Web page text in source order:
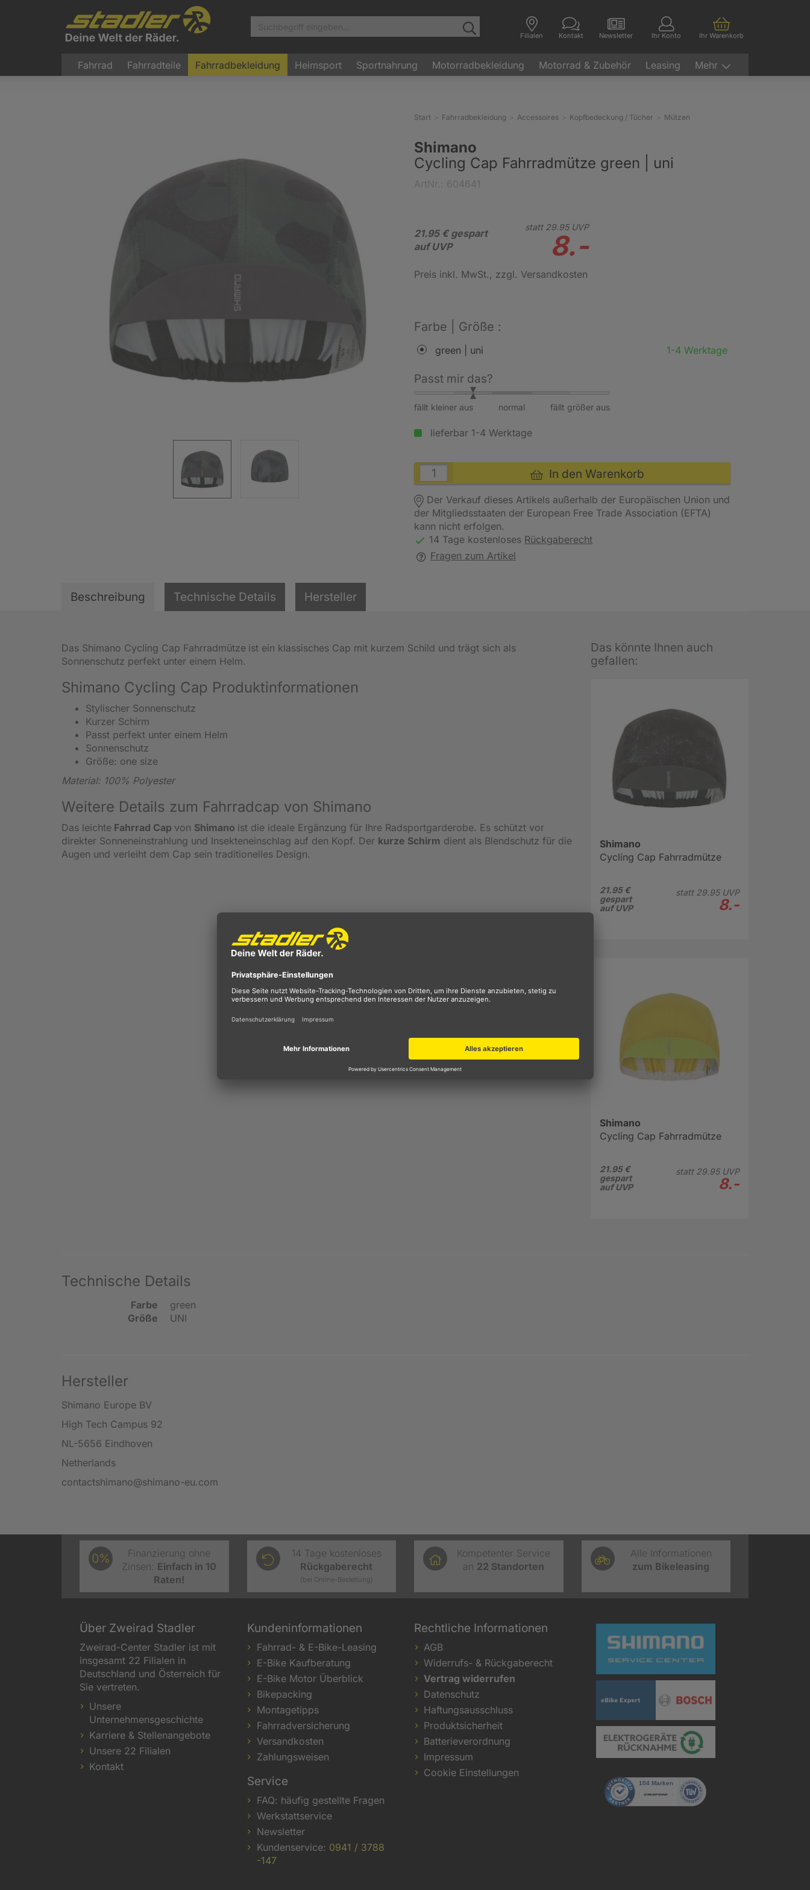
Filialen Kontakt Newsletter Ihr Konto Ihr Warenkorb
Fahrrad Fahrradteile Fahrradbekleidung Heimsport Sportnahrung Motorradbekleidung Motorrad & Zubehör Leasing Mehr
Start Fahrradbekleidung Accessoires Kopfbedeckung / Tücher Mützen
Shimano
Cycling Cap Fahrradmütze green | uni
21.95 € gespart
auf UVP
statt 29.95UVP
8.-
Preis inkl. MwSt., zzgl. Versandkosten
Farbe | Größe :
green | uni 1-4 Werktage
Passt mir das?
fällt kleiner aus fällt größer aus
normal
lieferbar 1-4 Werktage
In den Warenkorb
Der Verkauf dieses Artikels außerhalb der Europäischen Union und
der Mitgliedsstaaten der European Free Trade Association (EFTA)
kann nicht erfolgen.
14 Tage kostenloses Rückgaberecht
Fragen zum Artikel
Beschreibung Technische Details Hersteller
Das Shimano Cycling Cap Fahrradmütze ist ein klassisches Cap mit kurzem Schild und trägt sich als
Sonnenschutz perfekt unter einem Helm.
Shimano Cycling Cap Produktinformationen
Stylischer Sonnenschutz
Kurzer Schirm
Passt perfekt unter einem Helm
Sonnenschutz
Größe: one size
Material: 100% Polyester
Weitere Details zum Fahrradcap von Shimano
Das leichte Fahrrad Cap von Shimano ist die ideale Ergänzung für Ihre Radsportgarderobe. Es schützt vor
direkter Sonneneinstrahlung und Insekteneinschlag auf den Kopf. Der kurze Schirm dient als Blendschutz für die
Augen und verleiht dem Cap sein traditionelles Design.
Das könnte Ihnen auch
gefallen:
Shimano
Cycling Cap Fahrradmütze
21.95 €
gespart
auf UVP
statt 29.95UVP
8.-
Shimano
Cycling Cap Fahrradmütze
21.95 €
gespart
auf UVP
statt 29.95UVP
8.-
Technische Details
Farbe
green
Größe
UNI
Hersteller
Shimano Europe BV
High Tech Campus 92
NL-5656 Eindhoven
Netherlands
contactshimano@shimano-eu.com
0%
Finanzierung ohne
Zinsen: Einfach in 10
Raten!
14 Tage kostenloses
Rückgaberecht
(bei Online-Bestellung)
Kompetenter Service
an 22 Standorten
Alle Informationen
zum Bikeleasing
Über Zweirad Stadler
Zweirad-Center Stadler ist mit
insgesamt 22 Filialen in
Deutschland und Österreich für
Sie vertreten.
Unsere
Unternehmensgeschichte
Karriere & Stellenangebote
Unsere 22 Filialen
Kontakt
Kundeninformationen
Fahrrad- & E-Bike-Leasing
E-Bike Kaufberatung
E-Bike Motor Überblick
Bikepacking
Montagetipps
Fahrradversicherung
Versandkosten
Zahlungsweisen
Service
FAQ: häufig gestellte Fragen
Werkstattservice
Newsletter
Kundenservice: 0941 / 3788
-147
Rechtliche Informationen
AGB
Widerrufs- & Rückgaberecht
Vertrag widerrufen
Datenschutz
Haftungsausschluss
Produktsicherheit
Batterieverordnung
Impressum
Cookie Einstellungen